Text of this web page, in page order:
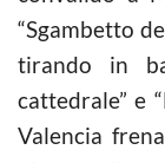
“Sgambetto
tirando in
cattedrale” e
Valencia